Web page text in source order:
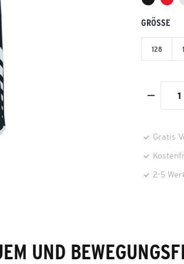
GRÖSSE
128
Gratis
2-5
UND